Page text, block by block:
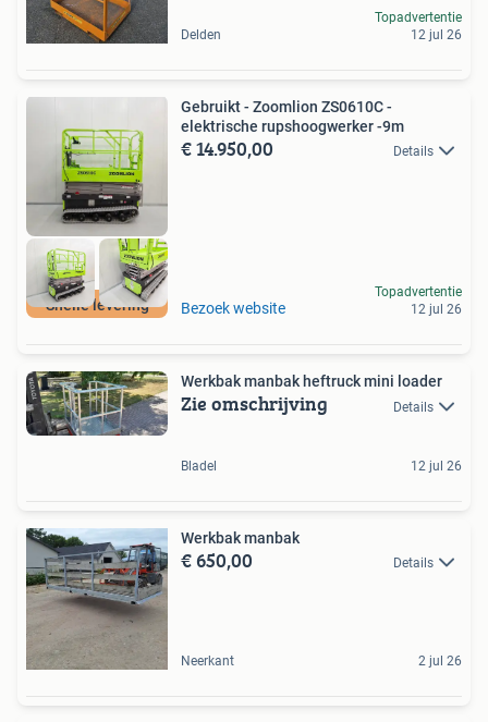
Delden
Topadvertentie
12 jul 26
Snelle levering
Gebruikt - Zoomlion ZS0610C -
elektrische rupshoogwerker -9m
€ 14.950,00 Details
Bezoek website
Topadvertentie
12 jul 26
Werkbak manbak heftruck mini loader
Zie omschrijving Details
Bladel 12 jul 26
Werkbak manbak
€ 650,00 Details
Neerkant 2 jul 26